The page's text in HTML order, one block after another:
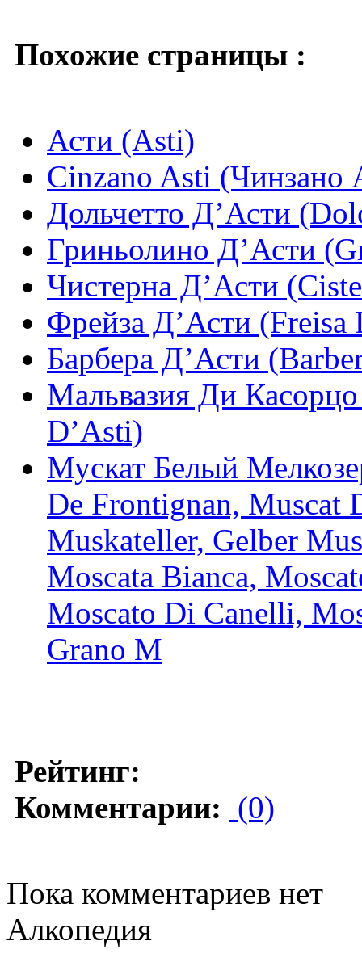
Похожие страницы :
Асти (Аsti)
Cinzano Asti (Чинзано
Дольчетто Д’Асти
Гриньолино Д’Асти
Чистерна Д’Асти
Фрейза Д’Асти (Freisa
Барбера Д’Асти
Мальвазия Ди
D’Asti)
Мускат Белый
De Frontignan, Muscat
Muskateller, Gelber
Moscata Bianca,
Moscato Di Canelli,
Grano M
Рейтинг:
Комментарии: (0)
Пока комментариев нет
Алкопедия